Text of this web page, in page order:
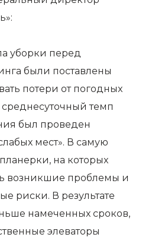
уборки перед
были поставлены
потери от погодных
темп
был проведен
мест». В самую
на которых
возникшие проблемы и
риски. В результате
намеченных сроков,
элеваторы